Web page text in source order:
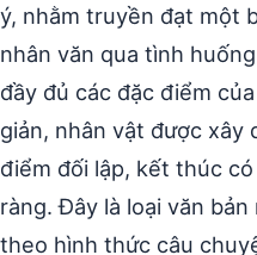
ý, nhằm truyền đạt một
nhân văn qua tình
đầy đủ các đặc điểm
giản, nhân vật được xây
điểm đối lập, kết thúc
ràng. Đây là loại văn
theo hình thức câu